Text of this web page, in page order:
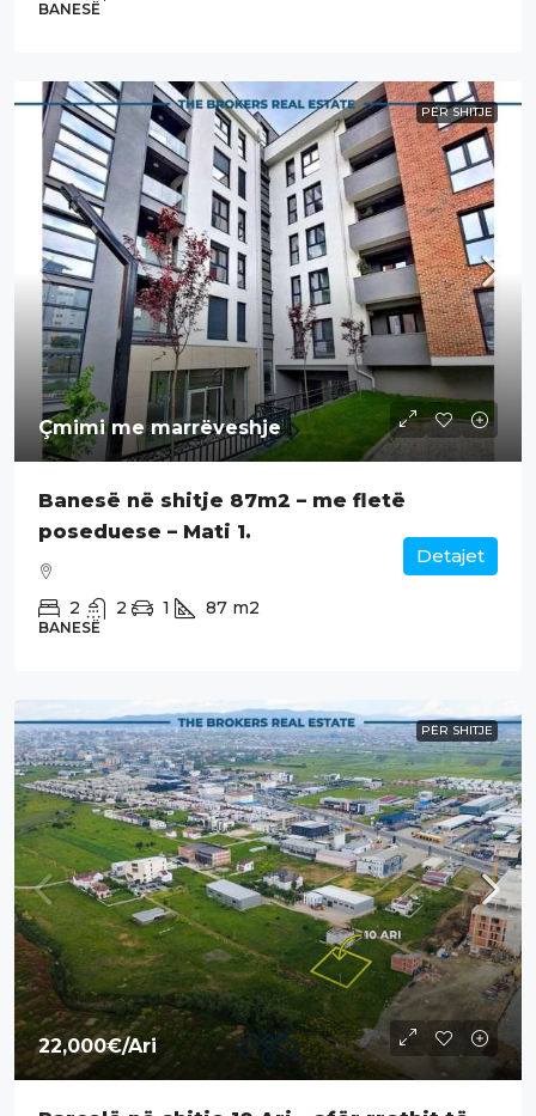
BANESË
PËR SHITJE
Çmimi me marrëveshje
Banesë në shitje 87m2 – me fletë
poseduese – Mati 1.
2 2 1 87 m2
BANESË
Detajet
PËR SHITJE
22,000€/Ari